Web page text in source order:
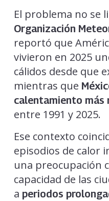
El problema no se
Organización
reportó que
vivieron en 2025
cálidos desde que
mientras que
calentamiento más
entre 1991 y 2025.
Ese contexto
episodios de calor
una preocupación
capacidad de las
a periodos